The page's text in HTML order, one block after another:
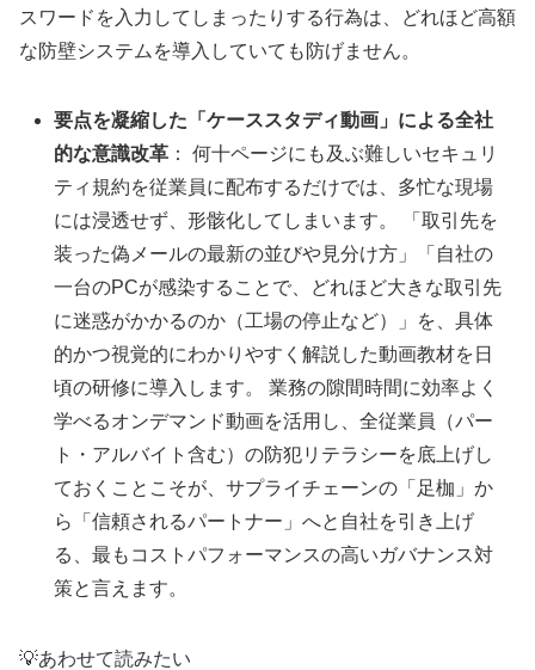
スワードを入力してしまったりする行為は、どれほど高額
な防壁システムを導入していても防げません。
要点を凝縮した「ケーススタディ動画」による全社
的な意識改革 ： 何十ページにも及ぶ難しいセキュリ
ティ規約を従業員に配布するだけでは、多忙な現場
には浸透せず、形骸化してしまいます。 「取引先を
装った偽メールの最新の並びや見分け方」「自社の
一台のPCが感染することで、どれほど大きな取引先
に迷惑がかかるのか（工場の停止など）」を、具体
的かつ視覚的にわかりやすく解説した動画教材を日
頃の研修に導入します。 業務の隙間時間に効率よく
学べるオンデマンド動画を活用し、全従業員（パー
ト・アルバイト含む）の防犯リテラシーを底上げし
ておくことこそが、サプライチェーンの「足枷」か
ら「信頼されるパートナー」へと自社を引き上げ
る、最もコストパフォーマンスの高いガバナンス対
策と言えます。
💡あわせて読みたい